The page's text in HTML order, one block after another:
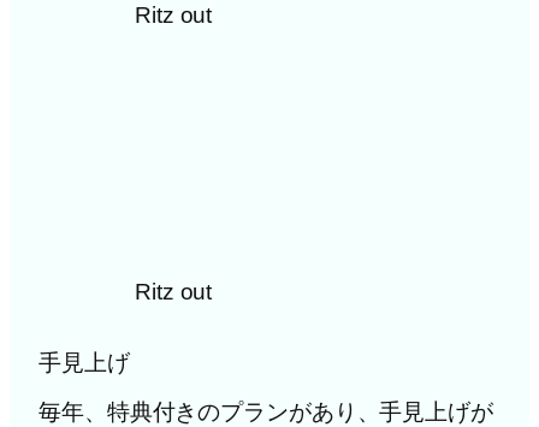
Ritz out
Ritz out
手見上げ
毎年、特典付きのプランがあり、手見上げが